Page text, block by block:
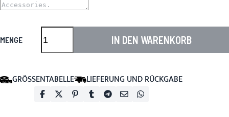
MENGE IN DEN WARENKORB
GRÖSSENTABELLE LIEFERUNG UND RÜCKGABE